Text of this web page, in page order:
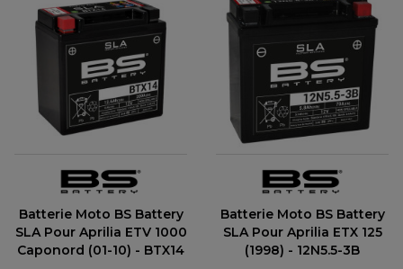
Batterie Moto BS Battery
SLA Pour Aprilia ETV 1000
Caponord (01-10) - BTX14
Batterie Moto BS Battery
SLA Pour Aprilia ETX 125
(1998) - 12N5.5-3B